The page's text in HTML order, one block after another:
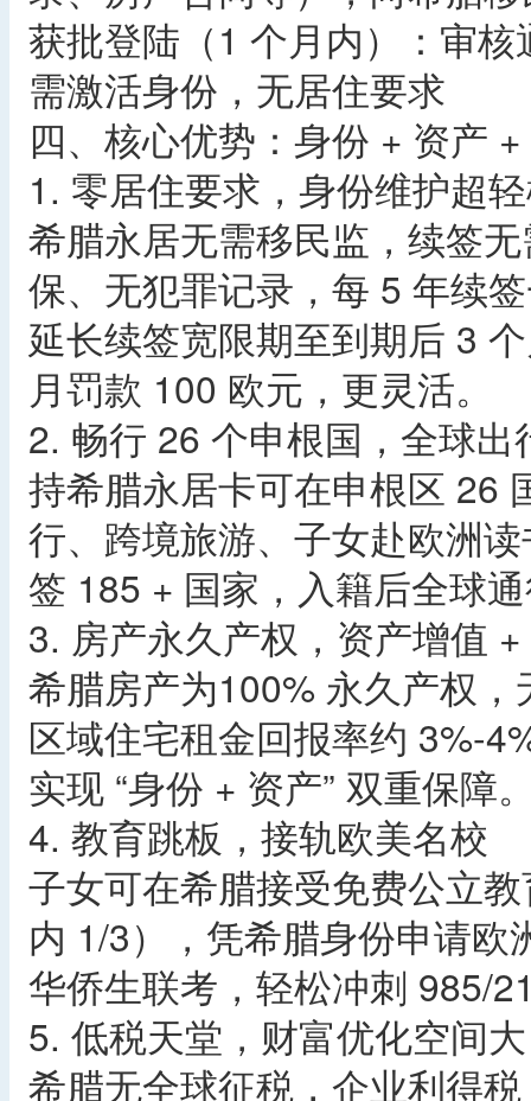
获批登陆（1 个月内）：审
需激活身份，无居住要求
四、核心优势：身份 + 资产
1. 零居住要求，身份维护超
希腊永居无需移民监，续签
保、无犯罪记录，每 5 年续
延长续签宽限期至到期后 3
月罚款 100 欧元，更灵活。
2. 畅行 26 个申根国，全球出
持希腊永居卡可在申根区 26
行、跨境旅游、子女赴欧洲
签 185 + 国家，入籍后全球
3. 房产永久产权，资产增值
希腊房产为100% 永久产权
区域住宅租金回报率约 3%-
实现 “身份 + 资产” 双重保障
4. 教育跳板，接轨欧美名校
子女可在希腊接受免费公立
内 1/3），凭希腊身份申请
华侨生联考，轻松冲刺 985/
5. 低税天堂，财富优化空间大
希腊无全球征税，企业利得